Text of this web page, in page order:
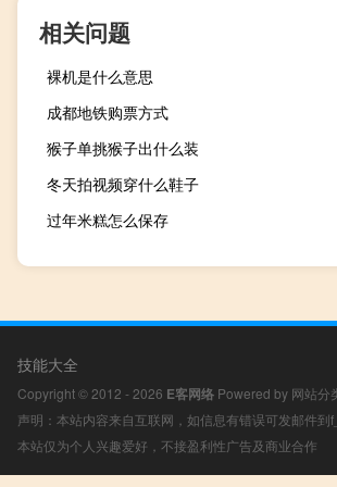
相关问题
裸机是什么意思
成都地铁购票方式
猴子单挑猴子出什么装
冬天拍视频穿什么鞋子
过年米糕怎么保存
技能大全
Copyright © 2012 - 2026 E客网络 Powered by 网站分
声明：本站内容来自互联网，如信息有错误可发邮件
本站仅为个人兴趣爱好，不接盈利性广告及商业合作